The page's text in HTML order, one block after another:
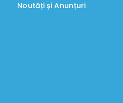
Noutăți și Anunțuri